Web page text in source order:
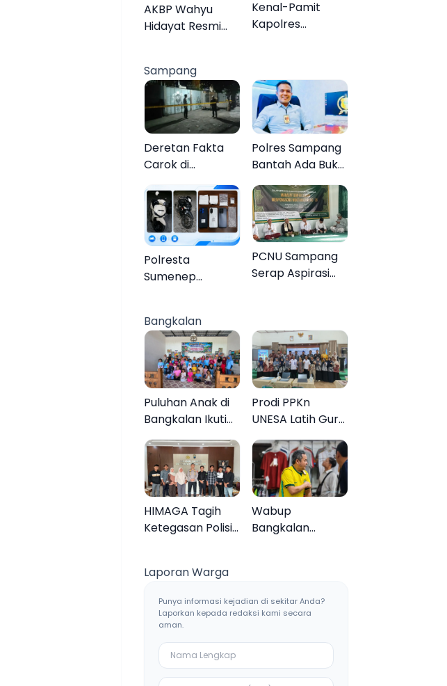
Organisasi
AKBP Wahyu
Hidayat Resmi
Disambut Tradisi
Gerbang Pora
Kenal-Pamit
Kapolres
Cenderamata
untuk AKBP
Hendra
Sampang
Deretan Fakta
Carok di
60 Tahun Duel
Melawan 2 Pria
Polres Sampang
Bantah Ada Bukti
Kasus Rudapaksa
Anak 27
Tersangka
Polresta
Sumenep
Sampang, Tiga
Pengedar
Ditangkap
PCNU Sampang
Serap Aspirasi
Bangkalan
Puluhan Anak di
Bangkalan Ikuti
Lomba Mewarnai
Bertema Liburan
Keluarga
Prodi PPKn
UNESA Latih Guru
PPKn Bangkalan
dengan
Pembelajaran
Inovasi Teknologi
HIMAGA Tagih
Ketegasan Polisi
Galis Bangkalan
Wabup
Bangkalan
Ketiban Berkah
Laporan Warga
Punya informasi kejadian di sekitar Anda?
Laporkan kepada redaksi kami secara
aman.